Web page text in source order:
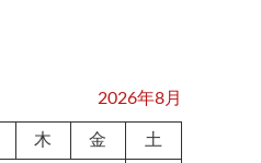
2026年8月
木 金 土